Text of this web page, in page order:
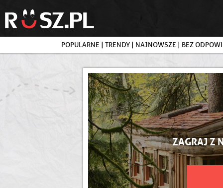
POPULARNE | TRENDY | NAJNOWSZE | BEZ
ZAGRAJ Z